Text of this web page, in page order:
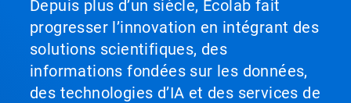
Depuis plus d’un siècle, Ecolab fait
progresser l’innovation en intégrant des
solutions scientifiques, des
informations fondées sur les données,
des technologies d’IA et des services de